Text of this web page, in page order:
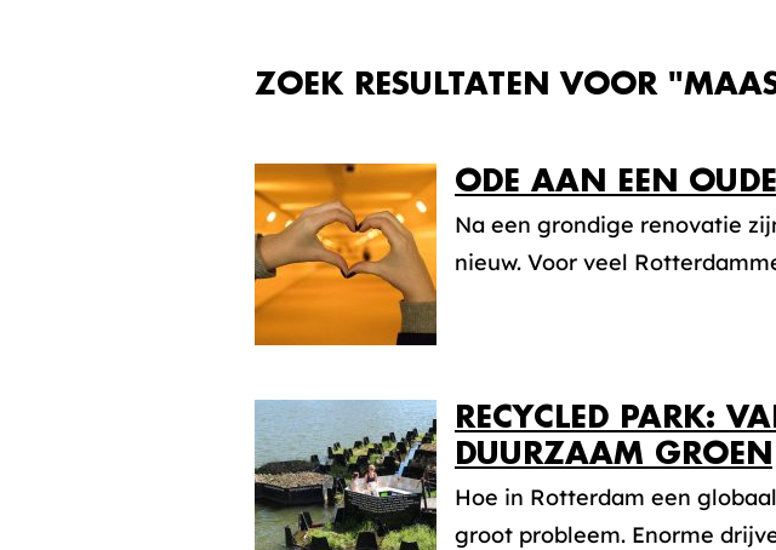
ZOEK RESULTATEN VOOR
ODE AAN EEN
Na een grondige renovatie
nieuw. Voor veel
RECYCLED PARK:
DUURZAAM GROEN
Hoe in Rotterdam een
groot probleem. Enorme